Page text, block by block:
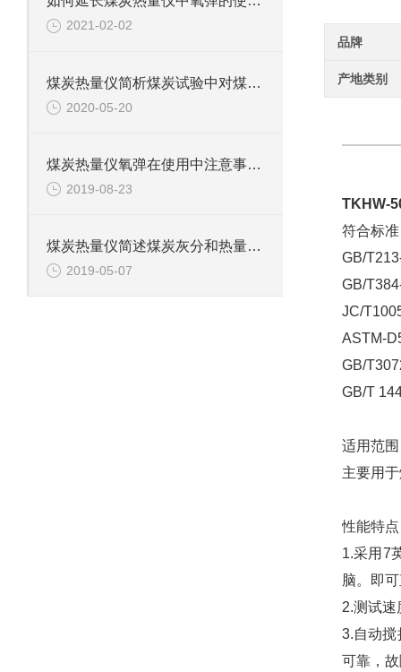
品牌
产地类别
TKHW-
符合标
GB/
GB/
JC/
ASTM-
GB/
GB/T
适用范围
主要用
性能特点
1.采用7
脑。即
2.测试速
3.自动
可靠，
2021-02-02
煤炭热量仪简析煤炭试验中对煤炭试样的采集是怎样的
2020-05-20
煤炭热量仪氧弹在使用中注意事项和延长寿命的方法
2019-08-23
煤炭热量仪简述煤炭灰分和热量之间的关系
2019-05-07